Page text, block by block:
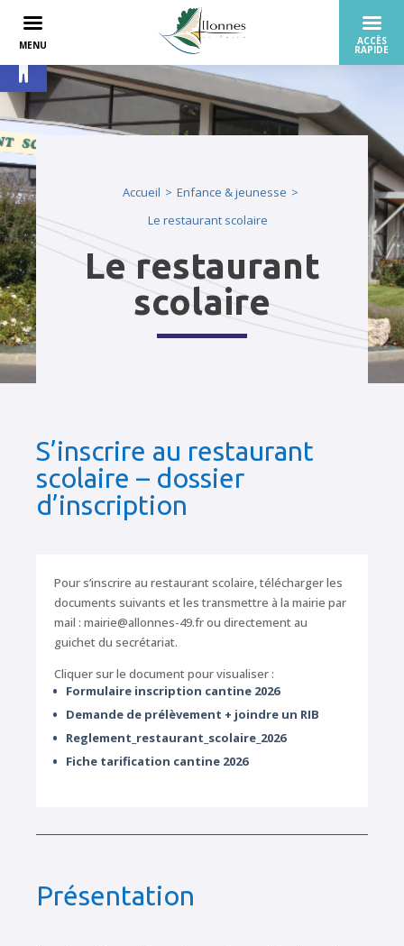
Ouvrir la barre d’outils
Accueil
Enfance & jeunesse
Le restaurant scolaire
Le restaurant
scolaire
S’inscrire au restaurant
scolaire – dossier
d’inscription
Pour s’inscrire au restaurant scolaire, télécharger les
documents suivants et les transmettre à la mairie par
mail : mairie@allonnes-49.fr ou directement au
guichet du secrétariat.
Cliquer sur le document pour visualiser :
Formulaire inscription cantine 2026
Demande de prélèvement + joindre un RIB
Reglement_restaurant_scolaire_2026
Fiche tarification cantine 2026
Présentation